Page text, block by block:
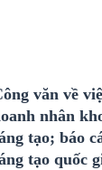
văn về
nhân
tạo; báo
tạo quốc